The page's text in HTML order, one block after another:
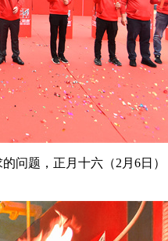
问题，正月十六（2月6日